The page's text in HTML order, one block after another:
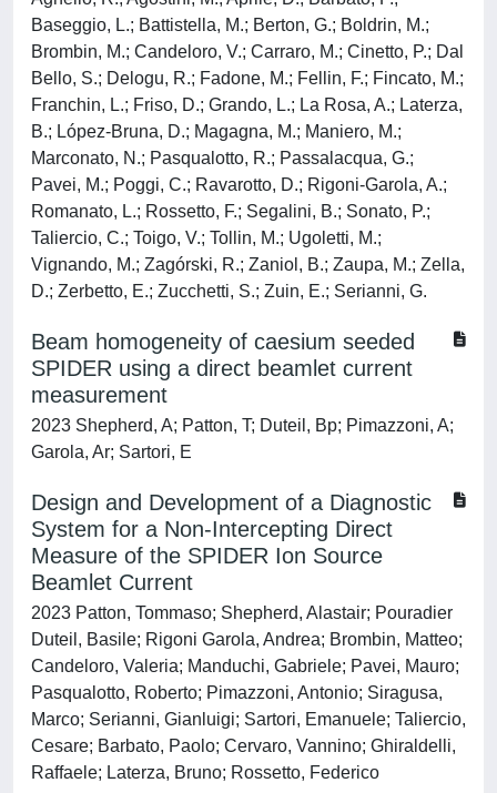
Baseggio, L.; Battistella, M.; Berton, G.; Boldrin, M.;
Brombin, M.; Candeloro, V.; Carraro, M.; Cinetto, P.; Dal
Bello, S.; Delogu, R.; Fadone, M.; Fellin, F.; Fincato, M.;
Franchin, L.; Friso, D.; Grando, L.; La Rosa, A.; Laterza,
B.; López-Bruna, D.; Magagna, M.; Maniero, M.;
Marconato, N.; Pasqualotto, R.; Passalacqua, G.;
Pavei, M.; Poggi, C.; Ravarotto, D.; Rigoni-Garola, A.;
Romanato, L.; Rossetto, F.; Segalini, B.; Sonato, P.;
Taliercio, C.; Toigo, V.; Tollin, M.; Ugoletti, M.;
Vignando, M.; Zagórski, R.; Zaniol, B.; Zaupa, M.; Zella,
D.; Zerbetto, E.; Zucchetti, S.; Zuin, E.; Serianni, G.
Beam homogeneity of caesium seeded
SPIDER using a direct beamlet current
measurement
2023 Shepherd, A; Patton, T; Duteil, Bp; Pimazzoni, A;
Garola, Ar; Sartori, E
Design and Development of a Diagnostic
System for a Non-Intercepting Direct
Measure of the SPIDER Ion Source
Beamlet Current
2023 Patton, Tommaso; Shepherd, Alastair; Pouradier
Duteil, Basile; Rigoni Garola, Andrea; Brombin, Matteo;
Candeloro, Valeria; Manduchi, Gabriele; Pavei, Mauro;
Pasqualotto, Roberto; Pimazzoni, Antonio; Siragusa,
Marco; Serianni, Gianluigi; Sartori, Emanuele; Taliercio,
Cesare; Barbato, Paolo; Cervaro, Vannino; Ghiraldelli,
Raffaele; Laterza, Bruno; Rossetto, Federico